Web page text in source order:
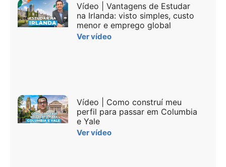
Vídeo | Vantagens de Estudar
na Irlanda: visto simples, custo
menor e emprego global
Ver vídeo
Vídeo | Como construí meu
perfil para passar em Columbia
e Yale
Ver vídeo